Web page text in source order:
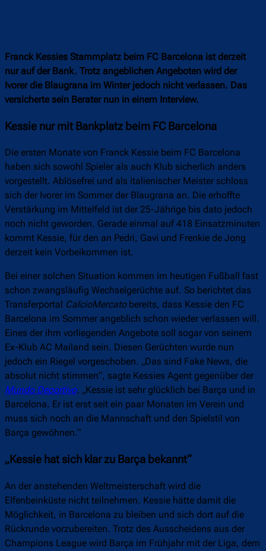
Franck Kessies Stammplatz beim FC Barcelona ist derzeit
nur auf der Bank. Trotz angeblichen Angeboten wird der
Ivorer die Blaugrana im Winter jedoch nicht verlassen. Das
versicherte sein Berater nun in einem Interview.
Kessie nur mit Bankplatz beim FC Barcelona
Die ersten Monate von Franck Kessie beim FC Barcelona
haben sich sowohl Spieler als auch Klub sicherlich anders
vorgestellt. Ablösefrei und als italienischer Meister schloss
sich der Ivorer im Sommer der Blaugrana an. Die erhoffte
Verstärkung im Mittelfeld ist der 25-Jährige bis dato jedoch
noch nicht geworden. Gerade einmal auf 418 Einsatzminuten
kommt Kessie, für den an Pedri, Gavi und Frenkie de Jong
derzeit kein Vorbeikommen ist.
Bei einer solchen Situation kommen im heutigen Fußball fast
schon zwangsläufig Wechselgerüchte auf. So berichtet das
Transferportal CalcioMercato bereits, dass Kessie den FC
Barcelona im Sommer angeblich schon wieder verlassen will.
Eines der ihm vorliegenden Angebote soll sogar von seinem
Ex-Klub AC Mailand sein. Diesen Gerüchten wurde nun
jedoch ein Riegel vorgeschoben. „Das sind Fake News, die
absolut nicht stimmen“, sagte Kessies Agent gegenüber der
Mundo Deportivo. „Kessie ist sehr glücklich bei Barça und in
Barcelona. Er ist erst seit ein paar Monaten im Verein und
muss sich noch an die Mannschaft und den Spielstil von
Barça gewöhnen.“
„Kessie hat sich klar zu Barça bekannt“
An der anstehenden Weltmeisterschaft wird die
Elfenbeinküste nicht teilnehmen. Kessie hätte damit die
Möglichkeit, in Barcelona zu bleiben und sich dort auf die
Rückrunde vorzubereiten. Trotz des Ausscheidens aus der
Champions League wird Barça im Frühjahr mit der Liga, dem